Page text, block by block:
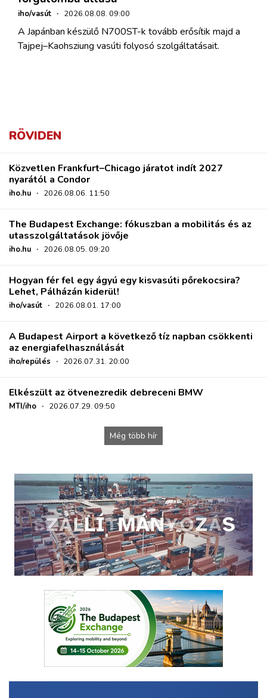
iho/vasút · 2026.08.08. 09:00
A Japánban készülő N700ST-k tovább erősítik majd a
Tajpej–Kaohsziung vasúti folyosó szolgáltatásait.
RÖVIDEN
Közvetlen Frankfurt–Chicago járatot indít 2027
nyarától a Condor
iho.hu · 2026.08.06. 11:50
The Budapest Exchange: fókuszban a mobilitás és az
utasszolgáltatások jövője
iho.hu · 2026.08.05. 09:20
Hogyan fér fel egy ágyú egy kisvasúti pőrekocsira?
Lehet, Pálházán kiderül!
iho/vasút · 2026.08.01. 17:00
A Budapest Airport a következő tíz napban csökkenti
az energiafelhasználását
iho/repülés · 2026.07.31. 20:00
Elkészült az ötvenezredik debreceni BMW
MTI/iho · 2026.07.29. 09:50
Még több hír